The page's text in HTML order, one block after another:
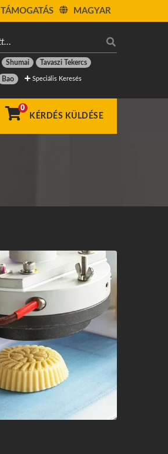
MAGYAR
TÁMOGATÁS
Shumai Tavaszi Tekercs
Bao Speciális Keresés
0
KÉRDÉS KÜLDÉSE